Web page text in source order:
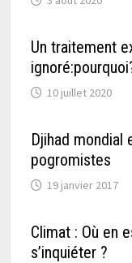
Un traitement
10 juillet 2020
Djihad mondial
pogromistes
19 janvier 2017
Climat : Où en
s’inquiéter ?